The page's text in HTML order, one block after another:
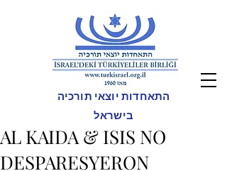
התאחדות יוצאי תורכיה
בישראל
AL KAIDA & ISIS NO
DESPARESYERON